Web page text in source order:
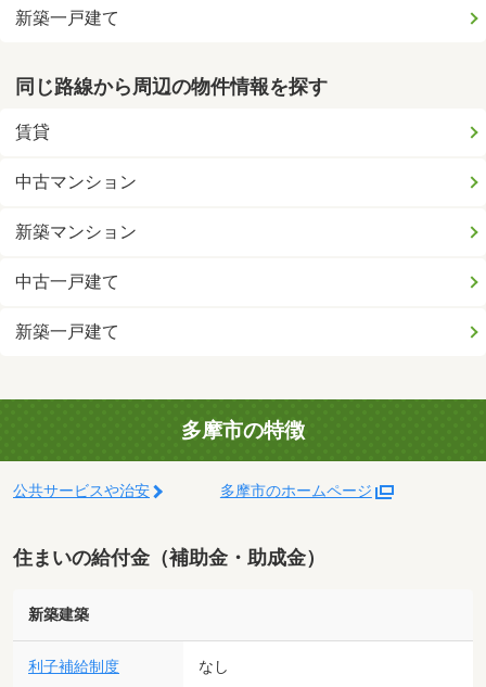
新築一戸建て
同じ路線から周辺の物件情報を探す
賃貸
中古マンション
新築マンション
中古一戸建て
新築一戸建て
多摩市の特徴
公共サービスや治安 多摩市のホームページ
住まいの給付金（補助金・助成金）
新築建築
利子補給制度 なし